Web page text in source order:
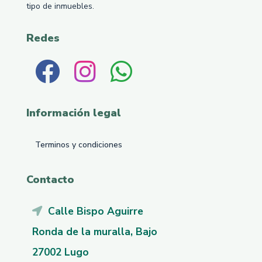
tipo de inmuebles.
Redes
Información legal
Terminos y condiciones
Contacto
Calle Bispo Aguirre
Ronda de la muralla, Bajo
27002 Lugo